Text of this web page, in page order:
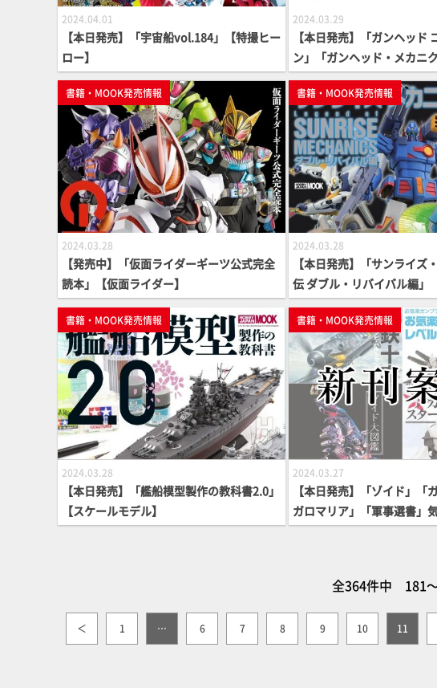
2024.04.01
【本日発売】「宇宙船vol.184」【特撮ヒー
ロー】
2024.03.29
【本日発売】「ガンヘッド
ン」「ガンヘッド・メカニ
【35周年記念】
書籍・MOOK発売情報
2024.03.28
【発売中】「仮面ライダーギーツ公式完全
読本」【仮面ライダー】
書籍・MOOK発売情報
2024.03.28
【本日発売】「サンライズ
伝 ダブル・リバイバル編」
書籍・MOOK発売情報
2024.03.28
【本日発売】「艦船模型製作の教科書2.0」
【スケールモデル】
書籍・MOOK発売情報
2024.03.27
【本日発売】「ゾイド」「
ガロマリア」「軍事選書」
続々登場！
全364件中 181
＜ 1 … 6 7 8 9 10 11